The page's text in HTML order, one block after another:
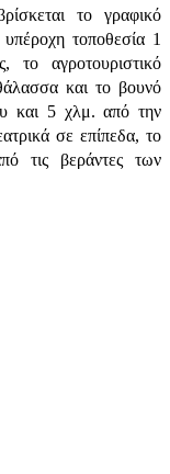
το γραφικό
τοποθεσία 1
αγροτουριστικό
και το βουνό
και 5 χλμ. από την
σε επίπεδα, το
τις βεράντες των